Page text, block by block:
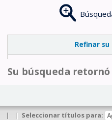
Refinar
Su búsqueda
| | Seleccionar títulos para: